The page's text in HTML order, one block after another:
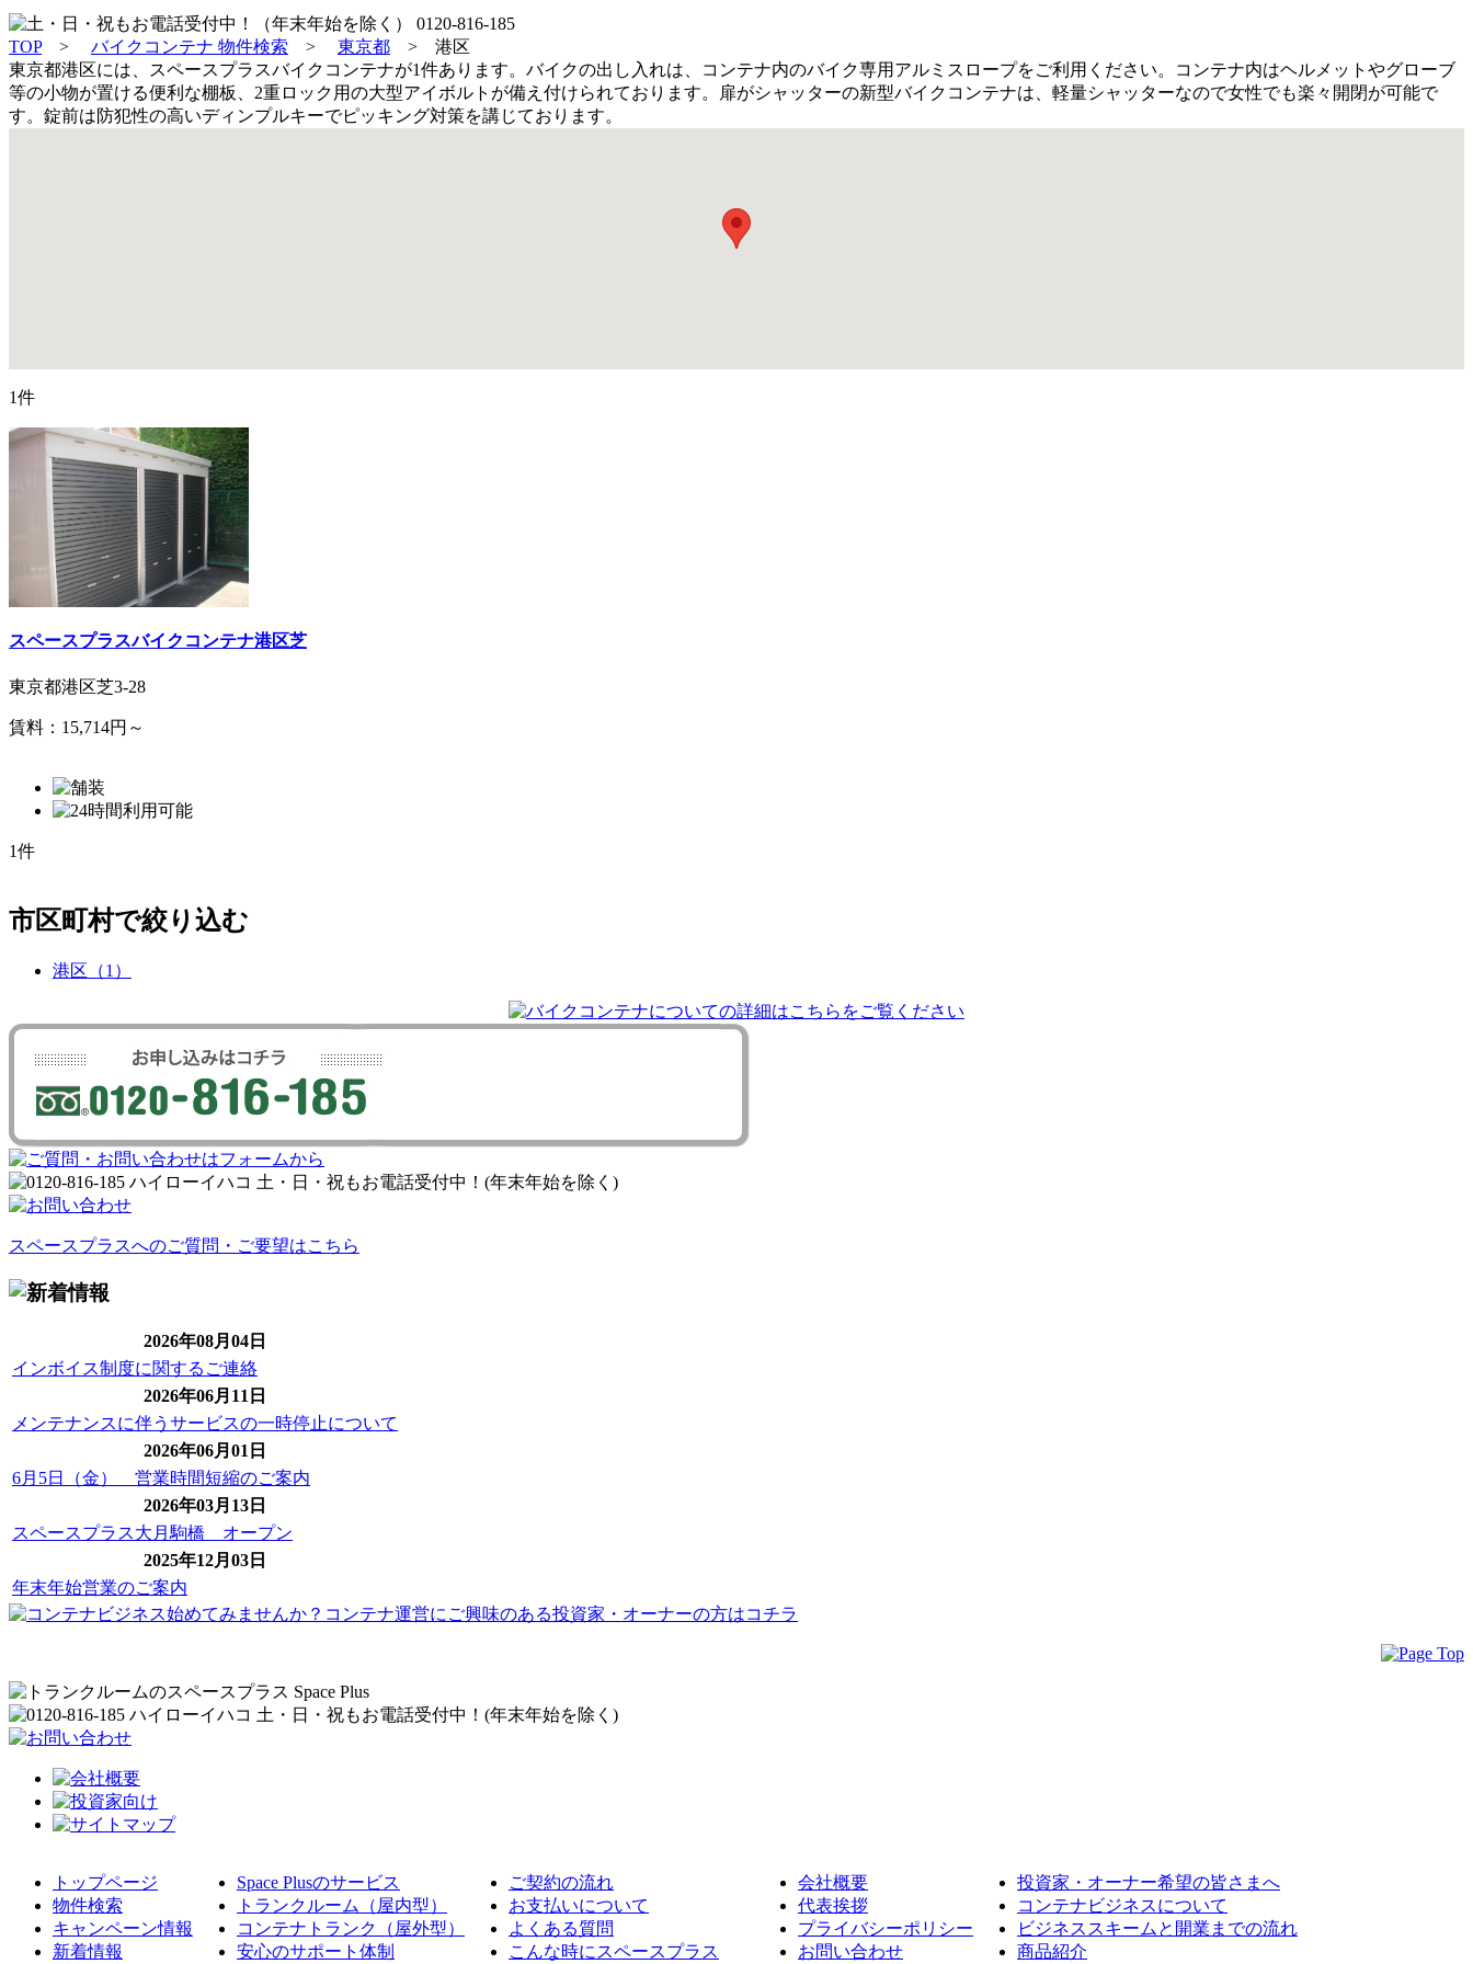
TOP> バイクコンテナ 物件検索 > 東京都 > 港区
東京都港区には、スペースプラスバイクコンテナが1件あります。バイクの出し入れは、コンテナ内のバイク専用アルミスロープをご利用ください。コンテナ内はヘルメットやグローブ
等の小物が置ける便利な棚板、2重ロック用の大型アイボルトが備え付けられております。扉がシャッターの新型バイクコンテナは、軽量シャッターなので女性でも楽々開閉が可能で
す。錠前は防犯性の高いディンプルキーでピッキング対策を講じております。
1件
スペースプラスバイクコンテナ港区芝
東京都港区芝3-28
賃料：15,714円～
1件
市区町村で絞り込む
港区（1）
スペースプラスへのご質問・ご要望はこちら
2026年08月04日
インボイス制度に関するご連絡
2026年06月11日
メンテナンスに伴うサービスの一時停止について
2026年06月01日
6月5日（金） 営業時間短縮のご案内
2026年03月13日
スペースプラス大月駒橋 オープン
2025年12月03日
年末年始営業のご案内
トップページ
物件検索
キャンペーン情報
新着情報
Space Plusのサービス
トランクルーム（屋内型）
コンテナトランク（屋外型）
安心のサポート体制
ご契約の流れ
お支払いについて
よくある質問
こんな時にスペースプラス
会社概要
代表挨拶
プライバシーポリシー
お問い合わせ
投資家・オーナー希望の皆さまへ
コンテナビジネスについて
ビジネススキームと開業までの流れ
商品紹介